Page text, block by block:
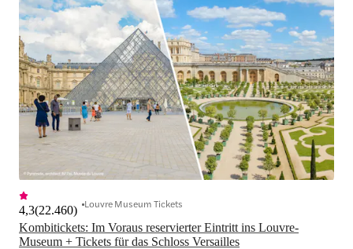
Kombitickets: Im Voraus reservierter Eintritt ins Louvre-
Museum + Tickets für das Schloss Versailles
4,3(22.460) Louvre Museum Tickets